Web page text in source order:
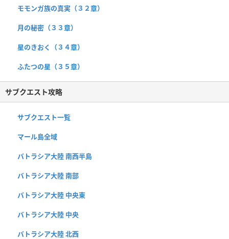
モモンガ族の真実（３２章）
月の秘密（３３章）
星のきおく（３４章）
ふたつの星（３５章）
サブクエスト攻略
サブクエスト一覧
マール島全域
バトラシア大陸 南西半島
バトラシア大陸 南部
バトラシア大陸 中央東
バトラシア大陸 中央
バトラシア大陸 北西